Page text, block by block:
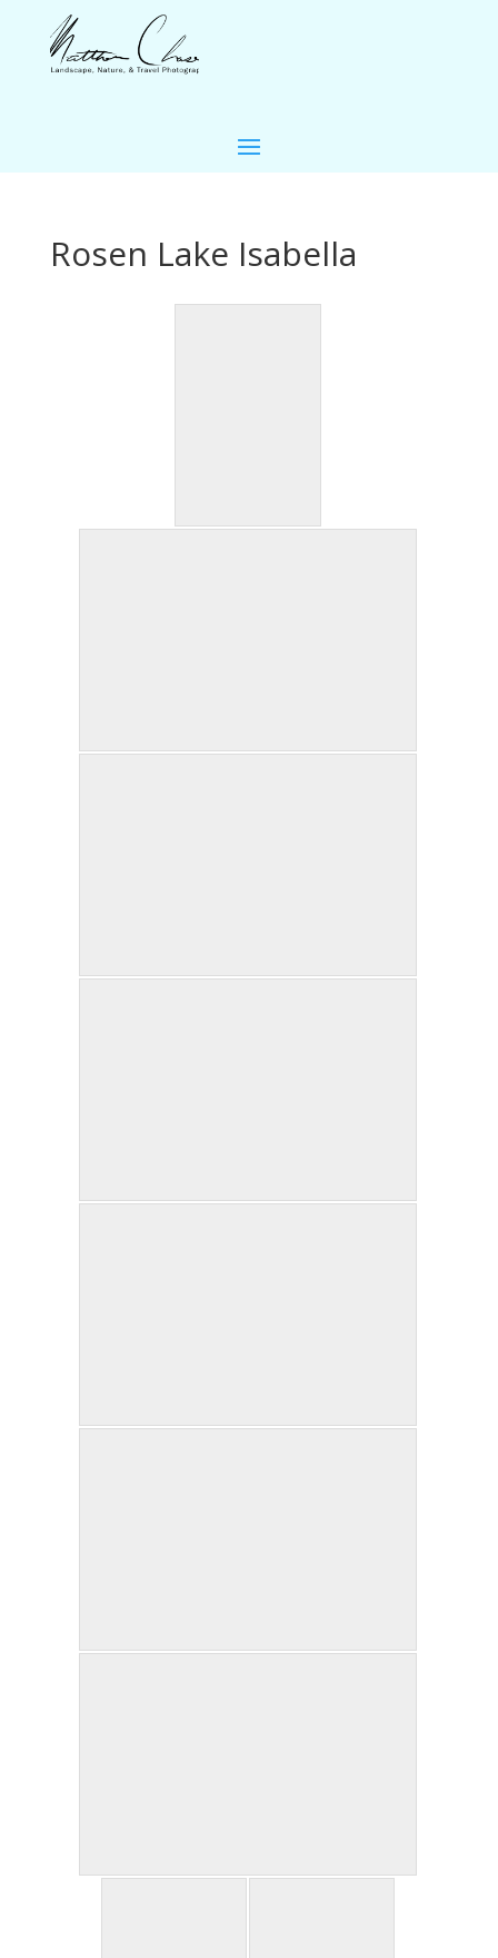
Rosen Lake Isabella